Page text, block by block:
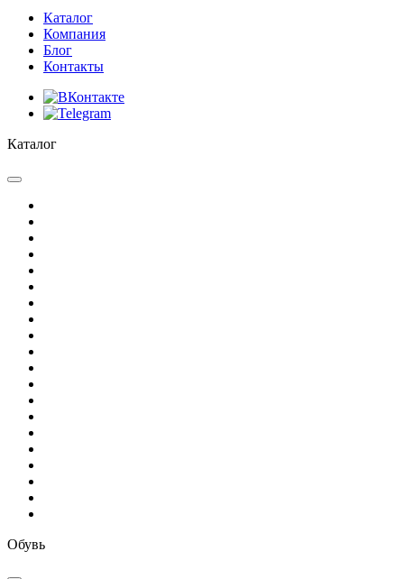
Каталог
Компания
Блог
Контакты
Каталог
Обувь